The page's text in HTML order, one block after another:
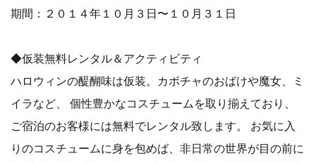
期間：２０１４年１０月３日〜１０月３１日
◆仮装無料レンタル＆アクティビティ
ハロウィンの醍醐味は仮装。カボチャのおばけや魔女、ミ
イラなど、 個性豊かなコスチュームを取り揃えており、
ご宿泊のお客様には無料でレンタル致します。 お気に入
りのコスチュームに身を包めば、非日常の世界が目の前に